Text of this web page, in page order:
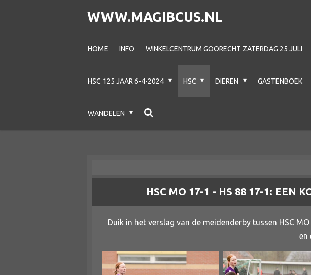
WWW.MAGIBCUS.NL
HOME INFO WINKELCENTRUM GOORECHT ZATERDAG 25 JULI
HSC 125 JAAR 6-4-2024 HSC DIEREN GASTENBOEK
WANDELEN
HSC MO 17-1 - HS 88 17-1: EEN
Duik in het verslag van de meidenderby tussen HSC
en